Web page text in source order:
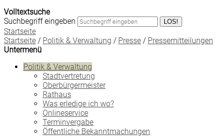
Volltextsuche
Suchbegriff eingeben
LOS!
Startseite
Startseite / Politik & Verwaltung / Presse / Pressemitteilungen
Untermenü
Politik & Verwaltung
Stadtvertretung
Oberbürgermeister
Rathaus
Was erledige ich wo?
Onlineservice
Terminvergabe
Öffentliche Bekanntmachungen